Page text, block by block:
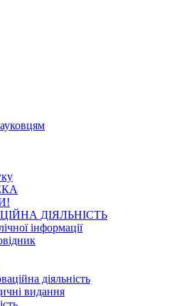
ДІЯЛЬНІСТЬ
інформації
діяльність
видання